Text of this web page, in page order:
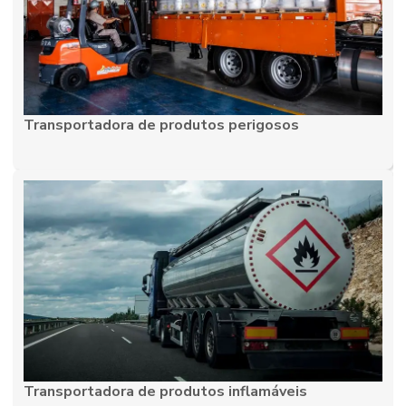
Serviço de transporte rodoviário
Serviço de transporte rodoviário de carga
Serviço de transporte terrestre
Transportadora de cargas aéreo
Transportadora em curitiba
Transportadora em curitiba pr
Transportadora de documentos
Transportadora de equipamentos hospitalares
Transportadora frete fracionado
Transportadora de material biológico
Transportadora de medicamentos
Transportadora de produtos perigosos
Transportadora de produtos inflamáveis